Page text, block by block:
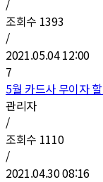
/
조회수 1393
/
2021.05.04 12:00
7
5월 카드사 무이자
관리자
/
조회수 1110
/
2021.04.30 08:16